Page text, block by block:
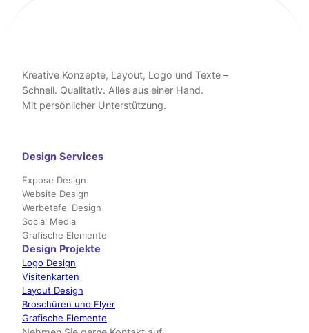
Kreative Konzepte, Layout, Logo und Texte –
Schnell. Qualitativ. Alles aus einer Hand.
Mit persönlicher Unterstützung.
Design Services
Expose Design
Website Design
Werbetafel Design
Social Media
Grafische Elemente
Design Projekte
Logo Design
Visitenkarten
Layout Design
Broschüren und Flyer
Grafische Elemente